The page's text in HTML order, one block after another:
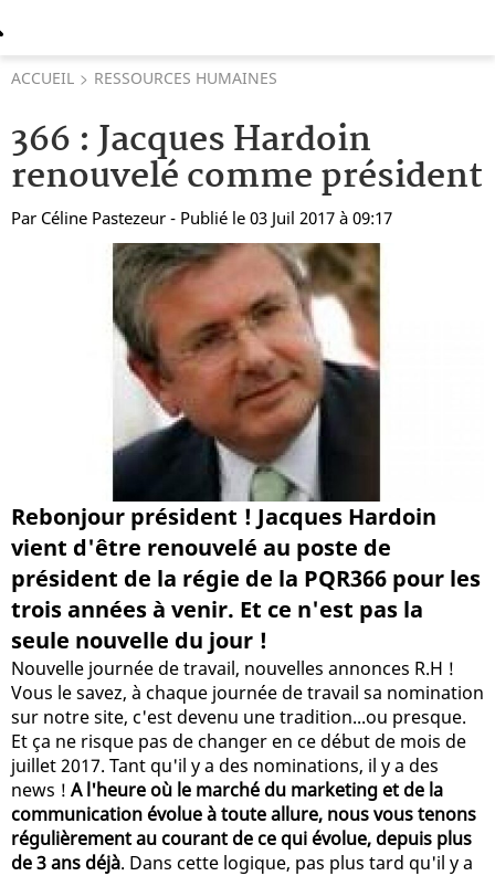
ACCUEIL RESSOURCES HUMAINES
366 : Jacques Hardoin
renouvelé comme président
Par Céline Pastezeur - Publié le 03 Juil 2017 à 09:17
Rebonjour président ! Jacques Hardoin
vient d'être renouvelé au poste de
président de la régie de la PQR366 pour les
trois années à venir. Et ce n'est pas la
seule nouvelle du jour !
Nouvelle journée de travail, nouvelles annonces R.H !
Vous le savez, à chaque journée de travail sa nomination
sur notre site, c'est devenu une tradition...ou presque.
Et ça ne risque pas de changer en ce début de mois de
juillet 2017. Tant qu'il y a des nominations, il y a des
news ! A l'heure où le marché du marketing et de la
communication évolue à toute allure, nous vous tenons
régulièrement au courant de ce qui évolue, depuis plus
de 3 ans déjà. Dans cette logique, pas plus tard qu'il y a